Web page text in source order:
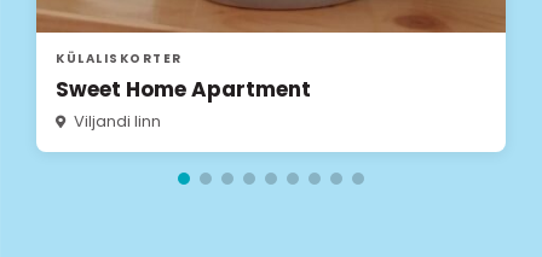
KÜLALISKORTER
Villa Maramaa
Viljandi linn